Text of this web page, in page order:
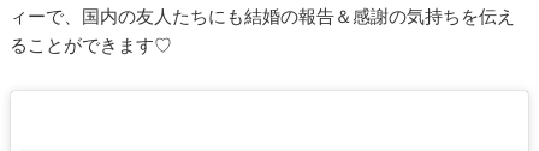
ィーで、国内の友人たちにも結婚の報告＆感謝の気持ちを伝え
ることができます♡